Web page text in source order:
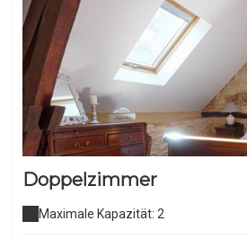
Doppelzimmer
Maximale Kapazität: 2